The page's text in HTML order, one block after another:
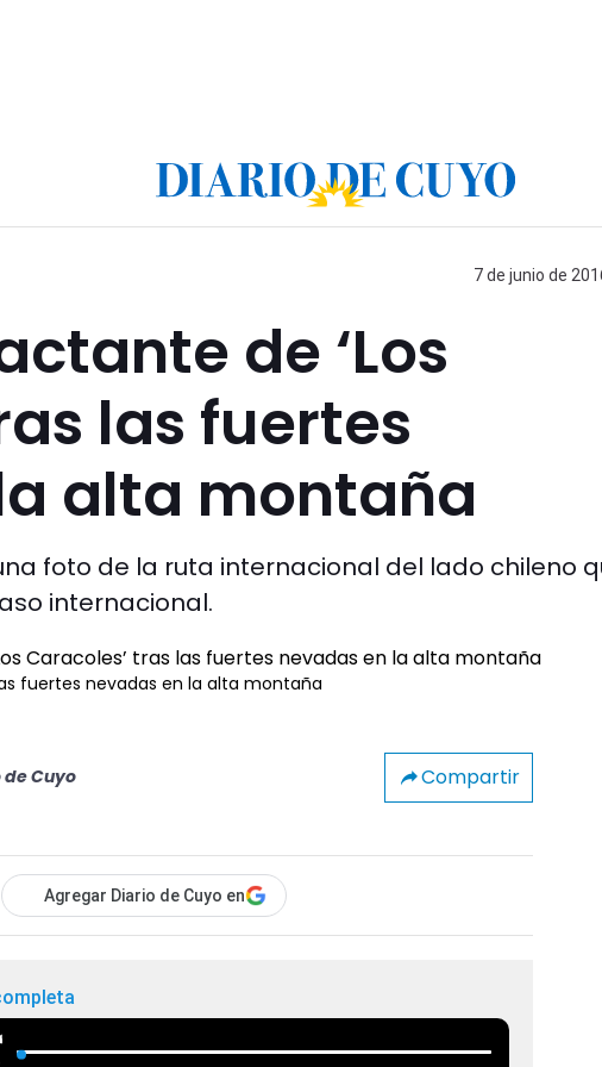
7 de junio de
de ‘Los
las fuertes
alta montaña
foto de la ruta internacional del lado chileno
internacional.
fuertes nevadas en la alta montaña
de Cuyo Compartir
Agregar Diario de Cuyo en